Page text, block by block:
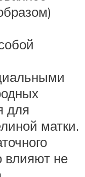
для
матки.
влияют не